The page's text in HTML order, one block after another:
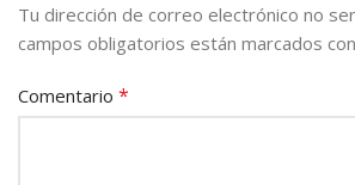
Tu dirección de correo electrónico no
campos obligatorios están marcados con
Comentario *